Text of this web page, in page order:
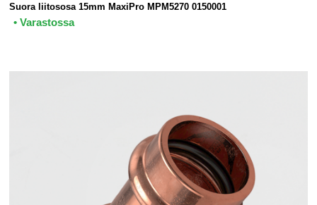
Suora liitososa 15mm MaxiPro MPM5270 0150001
• Varastossa